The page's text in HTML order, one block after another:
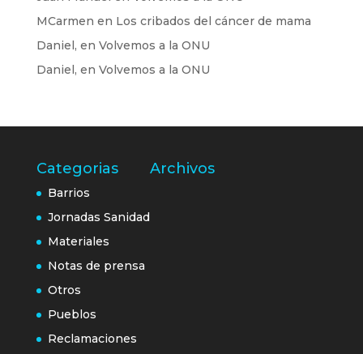
MCarmen en Los cribados del cáncer de mama
Daniel, en Volvemos a la ONU
Daniel, en Volvemos a la ONU
Categorias
Barrios
Jornadas Sanidad
Materiales
Notas de prensa
Otros
Pueblos
Reclamaciones
Archivos